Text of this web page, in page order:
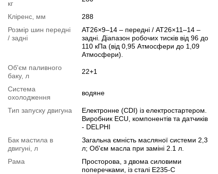
кг
Кліренс, мм
288
Розмір шин передні
/ задні
AT26×9–14 – передні / AT26×11–14 –
задні. Діапазон робочих тисків від 96 до
110 кПа (від 0,95 Атмосфери до 1,09
Атмосфери).
Об'єм паливного
баку, л
22+1
Система
охолодження
водяне
Тип запуску двигуна
Електронне (CDI) із електростартером.
Виробник ECU, компонентів та датчиків
- DELPHI
Бак мастила в
двигуні, л
Загальна ємність масляної системи 2,3
л; Об'єм масла при заміні 2.1 л.
Рама
Просторова, з двома силовими
поперечками, із сталі E235-C